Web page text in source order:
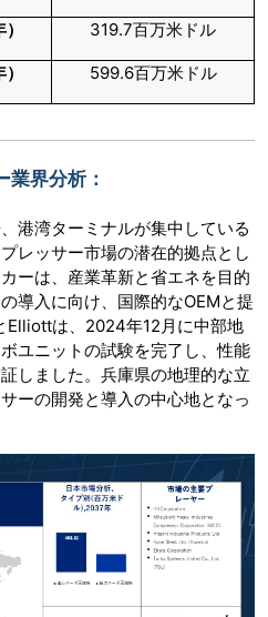
319.7百万米ドル
599.6百万米ドル
業界分析：
港湾ターミナルが集中している
レッサー市場の潜在的拠点とし
ーは、産業革新と省エネを目的
導入に向け、国際的なOEMと提
Elliottは、2024年12月に中部地
ユニットの試験を完了し、性能
しました。兵庫県の地理的な立
ーの開発と導入の中心地となっ